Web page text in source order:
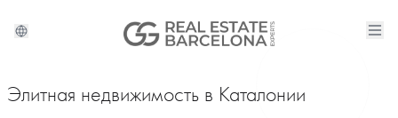
Элитная недвижимость в Каталонии